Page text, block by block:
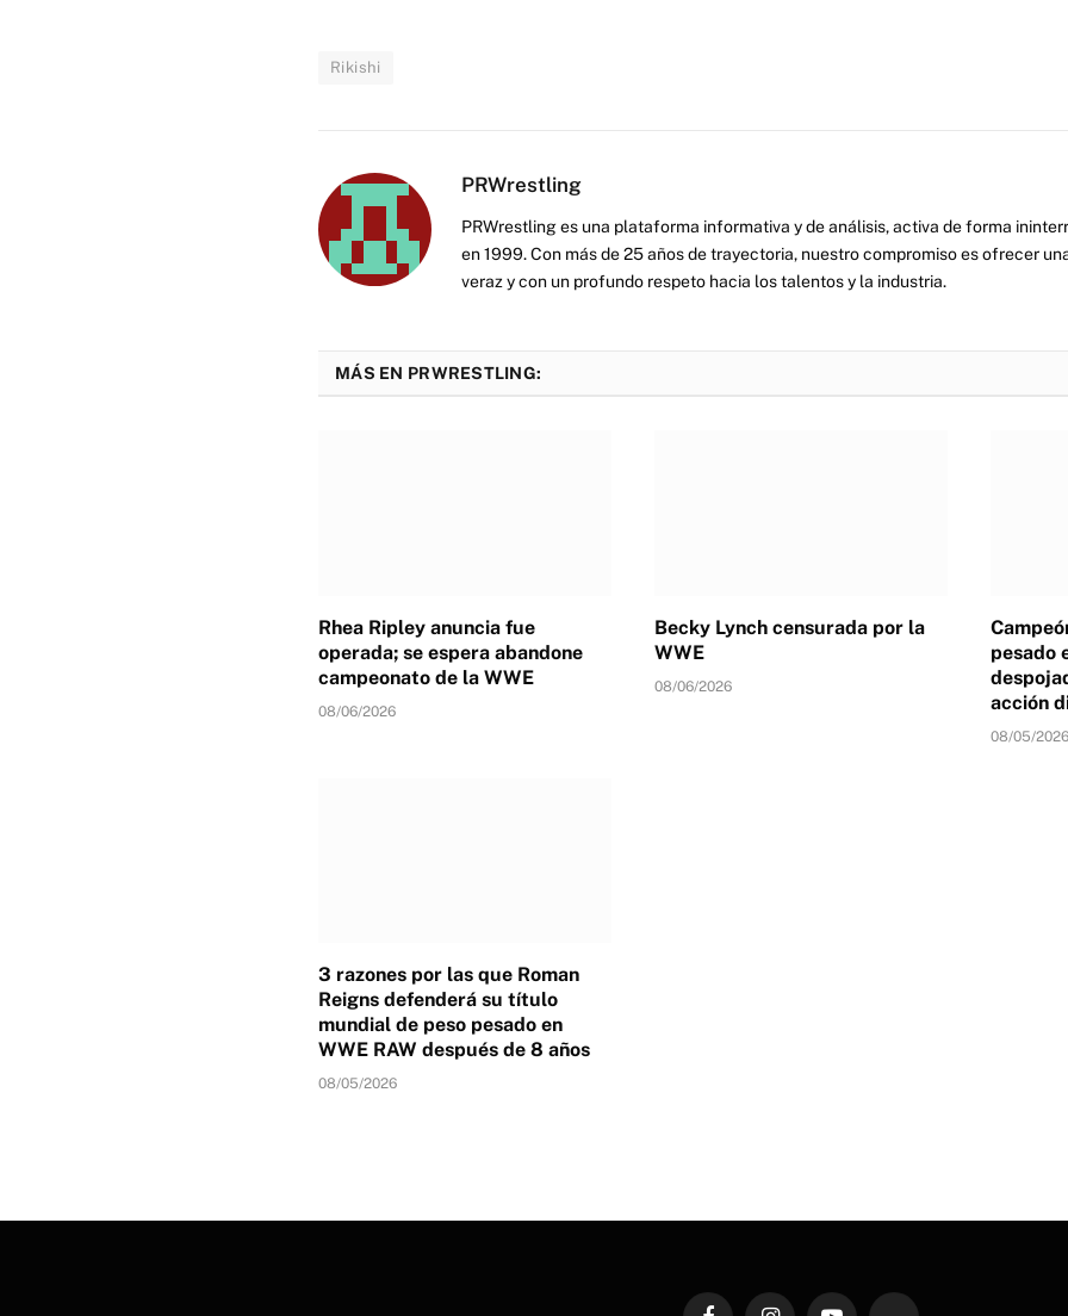
Rikishi
PRWrestling
PRWrestling es una plataforma informativa y de análisis, activa de forma
en 1999. Con más de 25 años de trayectoria, nuestro compromiso es ofrecer
veraz y con un profundo respeto hacia los talentos y la industria.
MÁS EN PRWRESTLING:
Rhea Ripley anuncia fue
operada; se espera abandone
campeonato de la WWE
08/06/2026
Becky Lynch censurada por la
WWE
08/06/2026
pesado
acción
08/05/2026
3 razones por las que Roman
Reigns defenderá su título
mundial de peso pesado en
WWE RAW después de 8 años
08/05/2026